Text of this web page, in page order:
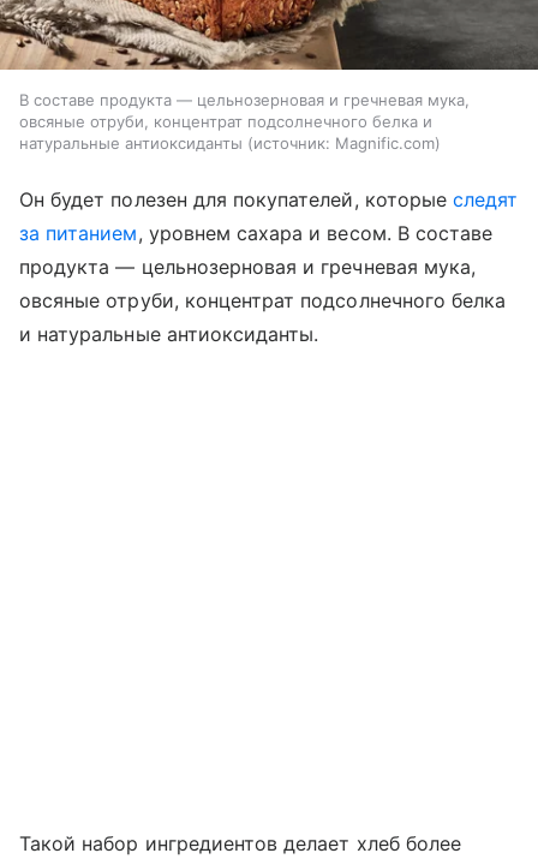
В составе продукта — цельнозерновая и гречневая мука,
овсяные отруби, концентрат подсолнечного белка и
натуральные антиоксиданты
источник: Magnific.com
Он будет полезен для покупателей, которыеследят
за питанием, уровнем сахара и весом. В составе
продукта — цельнозерновая и гречневая мука,
овсяные отруби, концентрат подсолнечного белка
и натуральные антиоксиданты.
Такой набор ингредиентов делает хлеб более